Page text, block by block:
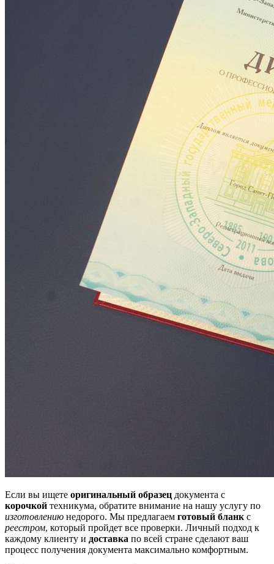
Если вы ищете оригинальный образец документа с
корочкой техникума, обратите внимание на нашу услугу по
изготовлению недорого. Мы предлагаем готовый бланк с
реестром, который пройдет все проверки. Личный подход к
каждому клиенту и доставка по всей стране сделают ваш
процесс получения документа максимально комфортным.